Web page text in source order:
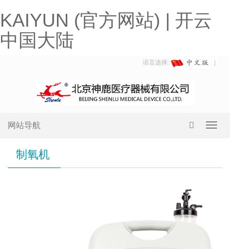
KAIYUN (官方网站) | 开云
中国大陆
语言选择:
网站导航
制氧机